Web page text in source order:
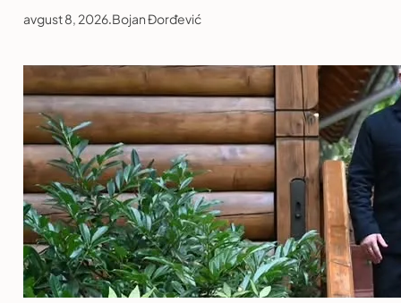
avgust 8, 2026.Bojan Đorđević